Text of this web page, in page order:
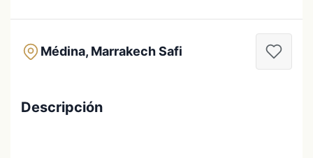
Médina, Marrakech Safi
Descripción